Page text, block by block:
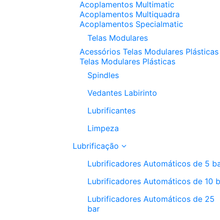
Acoplamentos Multimatic
Acoplamentos Multiquadra
Acoplamentos Specialmatic
Telas Modulares
Acessórios Telas Modulares Plásticas
Telas Modulares Plásticas
Spindles
Vedantes Labirinto
Lubrificantes
Limpeza
Lubrificação
Lubrificadores Automáticos de 5
Lubrificadores Automáticos de 10
Lubrificadores Automáticos de 25
bar